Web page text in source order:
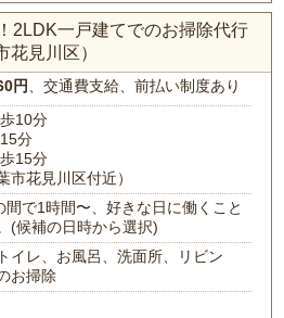
2LDK一戸建てでのお掃除代行
花見川区）
円、交通費支給、前払い制度あり
10分
分
15分
市花見川区付近）
間で1時間〜、好きな日に働くこと
(候補の日時から選択)
イレ、お風呂、洗面所、リビン
お掃除